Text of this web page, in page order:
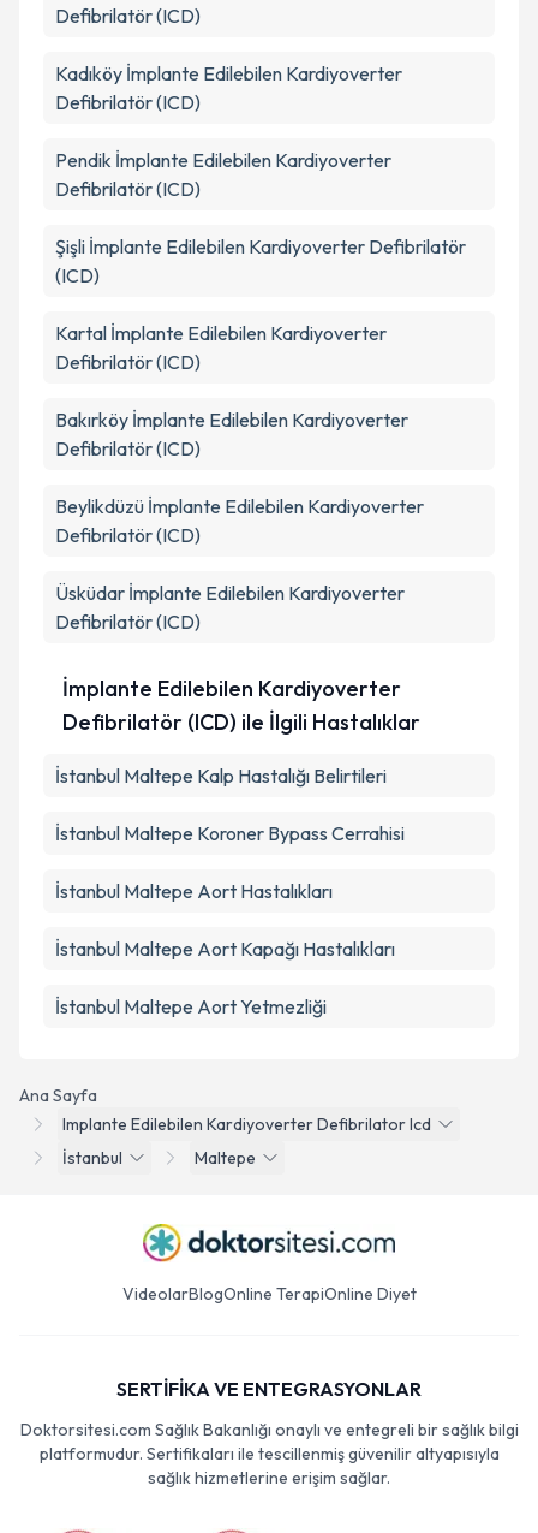
Ana Sayfa
Implante Edilebilen Kardiyoverter Defibrilator Icd
İstanbul
Maltepe
Defibrilatör (ICD)
Kadıköy İmplante Edilebilen Kardiyoverter
Defibrilatör (ICD)
Pendik İmplante Edilebilen Kardiyoverter
Defibrilatör (ICD)
Şişli İmplante Edilebilen Kardiyoverter Defibrilatör
(ICD)
Kartal İmplante Edilebilen Kardiyoverter
Defibrilatör (ICD)
Bakırköy İmplante Edilebilen Kardiyoverter
Defibrilatör (ICD)
Beylikdüzü İmplante Edilebilen Kardiyoverter
Defibrilatör (ICD)
Üsküdar İmplante Edilebilen Kardiyoverter
Defibrilatör (ICD)
İmplante Edilebilen Kardiyoverter
Defibrilatör (ICD) ile İlgili Hastalıklar
İstanbul Maltepe Kalp Hastalığı Belirtileri
İstanbul Maltepe Koroner Bypass Cerrahisi
İstanbul Maltepe Aort Hastalıkları
İstanbul Maltepe Aort Kapağı Hastalıkları
İstanbul Maltepe Aort Yetmezliği
VideolarBlogOnline TerapiOnline Diyet
SERTİFİKA VE ENTEGRASYONLAR
Doktorsitesi.com Sağlık Bakanlığı onaylı ve entegreli bir sağlık bilgi
platformudur. Sertifikaları ile tescillenmiş güvenilir altyapısıyla
sağlık hizmetlerine erişim sağlar.